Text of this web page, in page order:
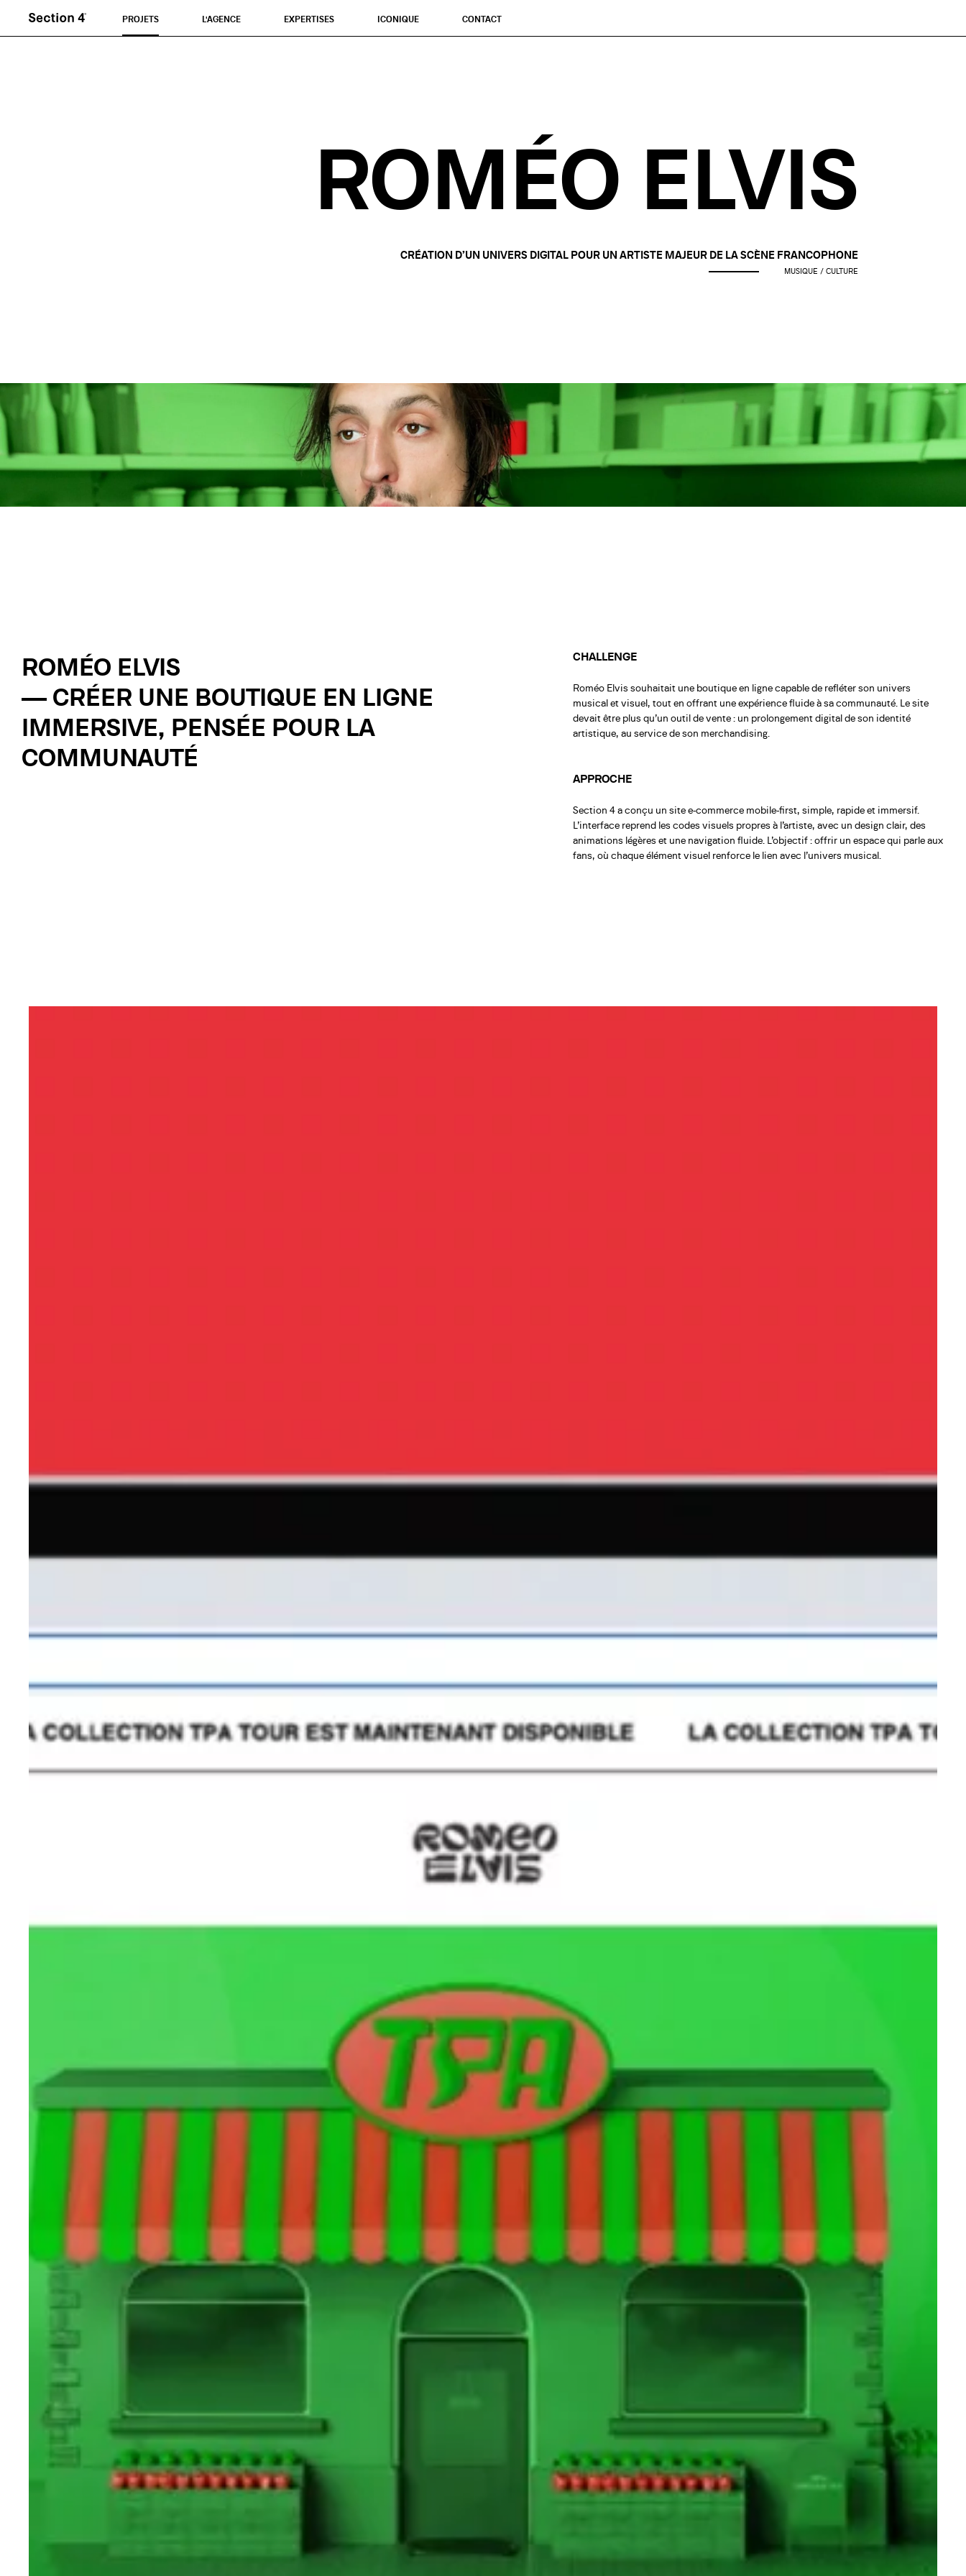
PROJETS L'AGENCE EXPERTISES ICONIQUE CONTACT
ROMÉO ELVIS
CRÉATION D’UN UNIVERS DIGITAL POUR UN ARTISTE MAJEUR DE LA SCÈNE FRANCOPHONE
MUSIQUE / CULTURE
ROMÉO ELVIS
— CRÉER UNE BOUTIQUE EN LIGNE
IMMERSIVE, PENSÉE POUR LA
COMMUNAUTÉ
CHALLENGE
Roméo Elvis souhaitait une boutique en ligne capable de refléter son univers
musical et visuel, tout en offrant une expérience fluide à sa communauté. Le site
devait être plus qu’un outil de vente : un prolongement digital de son identité
artistique, au service de son merchandising.
APPROCHE
Section 4 a conçu un site e-commerce mobile-first, simple, rapide et immersif.
L’interface reprend les codes visuels propres à l’artiste, avec un design clair, des
animations légères et une navigation fluide. L’objectif : offrir un espace qui parle aux
fans, où chaque élément visuel renforce le lien avec l’univers musical.